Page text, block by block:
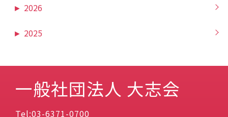
► 2026
► 2025
一般社団法人 大志会
Tel:03-6371-0700